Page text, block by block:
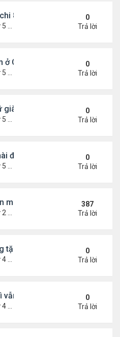
8.5 triệu để xóa ràng buộc
pm
0
Trả lời
ở California
pm
0
Trả lời
nhất thế giới
pm
0
Trả lời
đi hát ở tuổi 70
pm
0
Trả lời
mưa' lời khen BTS
am
387
Trả lời
tặng tôi khu vườn tình yêu'
7:15 pm
0
Trả lời
vẫn kiếm được 400 triệu đồng/
7:11 pm
0
Trả lời